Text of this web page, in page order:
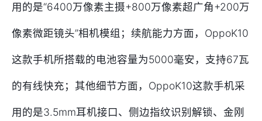
用的是“6400万像素主摄+800万像素超广角+200万
像素微距镜头”相机模组；续航能力方面，OppoK10
这款手机所搭载的电池容量为5000毫安，支持67瓦
的有线快充；其他细节方面，OppoK10这款手机采
用的是3.5mm耳机接口、侧边指纹识别解锁、金刚